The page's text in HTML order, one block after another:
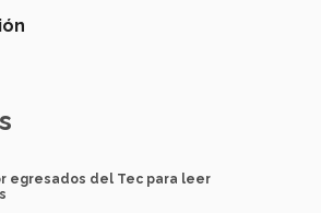
egresados del Tec para leer